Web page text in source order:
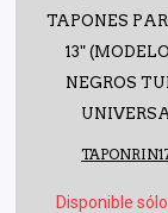
TAPONES
13"
NEGROS
Disponible